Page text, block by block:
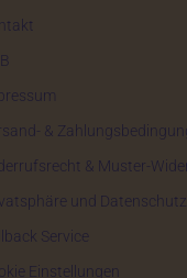
&
& Muster-
und Datenschutz
Service
Einstellungen